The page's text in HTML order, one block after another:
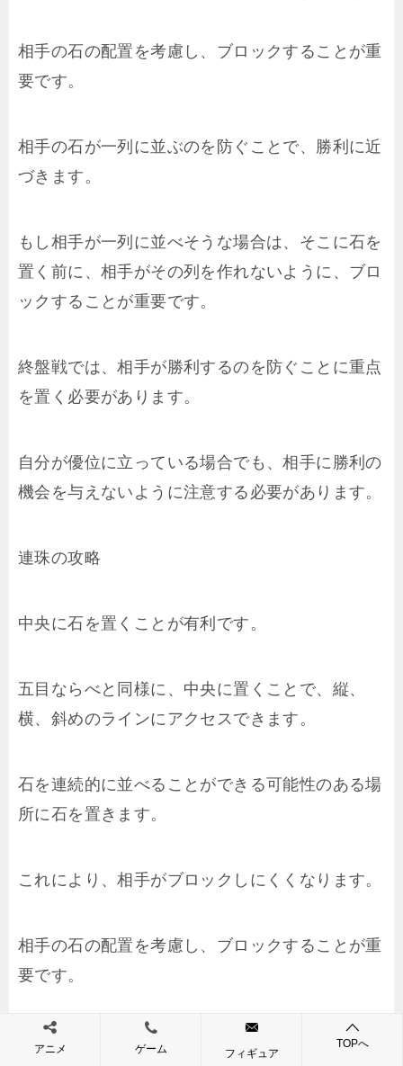
相手の石の配置を考慮し、ブロックすることが重
要です。
相手の石が一列に並ぶのを防ぐことで、勝利に近
づきます。
もし相手が一列に並べそうな場合は、そこに石を
置く前に、相手がその列を作れないように、ブロ
ックすることが重要です。
終盤戦では、相手が勝利するのを防ぐことに重点
を置く必要があります。
自分が優位に立っている場合でも、相手に勝利の
機会を与えないように注意する必要があります。
連珠の攻略
中央に石を置くことが有利です。
五目ならべと同様に、中央に置くことで、縦、
横、斜めのラインにアクセスできます。
石を連続的に並べることができる可能性のある場
所に石を置きます。
これにより、相手がブロックしにくくなります。
相手の石の配置を考慮し、ブロックすることが重
要です。
相手の石が三つ並ぶのを防ぐことで、勝利に近づ
アニメ ゲーム フィギュア
TOPへ